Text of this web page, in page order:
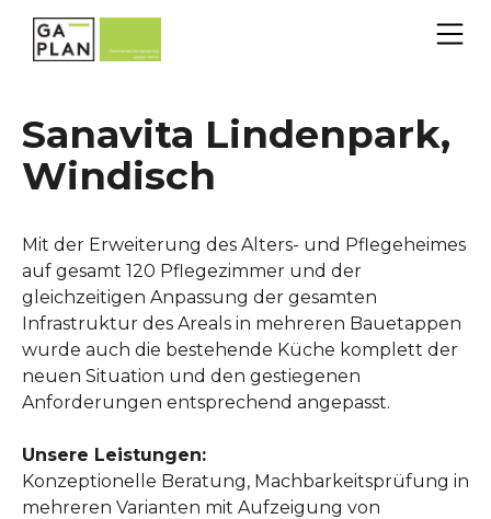
Sanavita Lindenpark,
Windisch
Mit der Erweiterung des Alters- und Pflegeheimes
auf gesamt 120 Pflegezimmer und der
gleichzeitigen Anpassung der gesamten
Infrastruktur des Areals in mehreren Bauetappen
wurde auch die bestehende Küche komplett der
neuen Situation und den gestiegenen
Anforderungen entsprechend angepasst.
Unsere Leistungen:
Konzeptionelle Beratung, Machbarkeitsprüfung in
mehreren Varianten mit Aufzeigung von